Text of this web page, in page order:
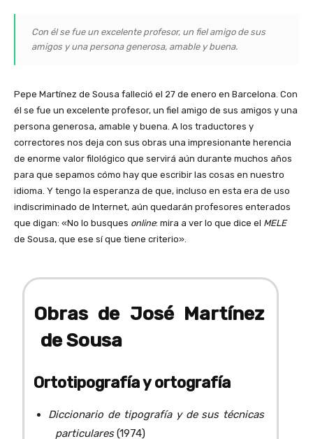
Con él se fue un excelente profesor, un fiel amigo de sus
amigos y una persona generosa, amable y buena.
Pepe Martínez de Sousa falleció el 27 de enero en Barcelona. Con
él se fue un excelente profesor, un fiel amigo de sus amigos y una
persona generosa, amable y buena. A los traductores y
correctores nos deja con sus obras una impresionante herencia
de enorme valor filológico que servirá aún durante muchos años
para que sepamos cómo hay que escribir las cosas en nuestro
idioma. Y tengo la esperanza de que, incluso en esta era de uso
indiscriminado de Internet, aún quedarán profesores enterados
que digan: «No lo busques online: mira a ver lo que dice el MELE
de Sousa, que ese sí que tiene criterio».
Obras de José Martínez
de Sousa
Ortotipografía y ortografía
Diccionario de tipografía y de sus técnicas
particulares(1974)